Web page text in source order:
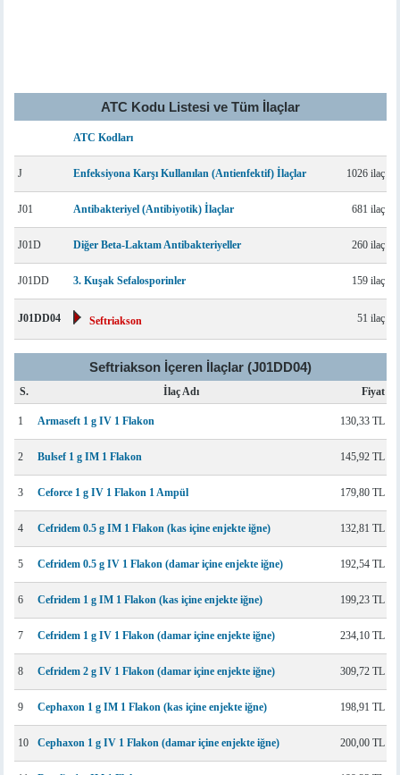
ATC Kodu Listesi ve Tüm İlaçlar
ATC Kodları
J Enfeksiyona Karşı Kullanılan (Antienfektif) İlaçlar 1026 ilaç
J01 Antibakteriyel (Antibiyotik) İlaçlar 681 ilaç
J01D Diğer Beta-Laktam Antibakteriyeller 260 ilaç
J01DD 3. Kuşak Sefalosporinler 159 ilaç
J01DD04 Seftriakson 51 ilaç
Seftriakson İçeren İlaçlar (J01DD04)
S. İlaç Adı Fiyat
1 Armaseft 1 g IV 1 Flakon 130,33 TL
2 Bulsef 1 g IM 1 Flakon 145,92 TL
3 Ceforce 1 g IV 1 Flakon 1 Ampül 179,80 TL
4 Cefridem 0.5 g IM 1 Flakon (kas içine enjekte iğne) 132,81 TL
5 Cefridem 0.5 g IV 1 Flakon (damar içine enjekte iğne) 192,54 TL
6 Cefridem 1 g IM 1 Flakon (kas içine enjekte iğne) 199,23 TL
7 Cefridem 1 g IV 1 Flakon (damar içine enjekte iğne) 234,10 TL
8 Cefridem 2 g IV 1 Flakon (damar içine enjekte iğne) 309,72 TL
9 Cephaxon 1 g IM 1 Flakon (kas içine enjekte iğne) 198,91 TL
10 Cephaxon 1 g IV 1 Flakon (damar içine enjekte iğne) 200,00 TL